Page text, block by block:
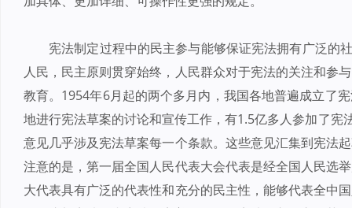
宪法制定过程中的民主参与能够保证宪法拥有广泛的
人民，民主原则贯穿始终，人民群众对于宪法的关注和参
教育。1954年6月起的两个多月内，我国各地普遍成立了
地进行宪法草案的讨论和宣传工作，有1.5亿多人参加了
意见几乎涉及宪法草案每一个条款。这些意见汇集到宪法
注意的是，第一届全国人民代表大会代表是经全国人民选
大代表具有广泛的代表性和充分的民主性，能够代表全中